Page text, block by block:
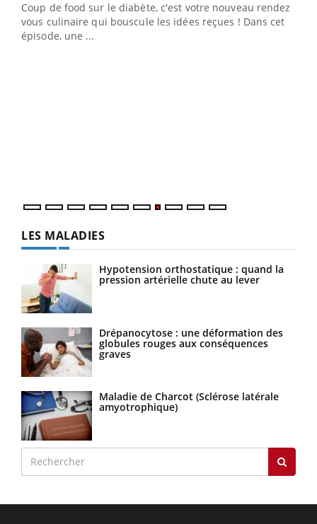
Coup de food sur le diabète, c'est votre nouveau rendez-
vous culinaire qui bouscule les idées reçues ! Dans cet
épisode, une ...
LES MALADIES
Hypotension orthostatique : quand la
pression artérielle chute au lever
Drépanocytose : une déformation des
globules rouges aux conséquences
graves
Maladie de Charcot (Sclérose latérale
amyotrophique)